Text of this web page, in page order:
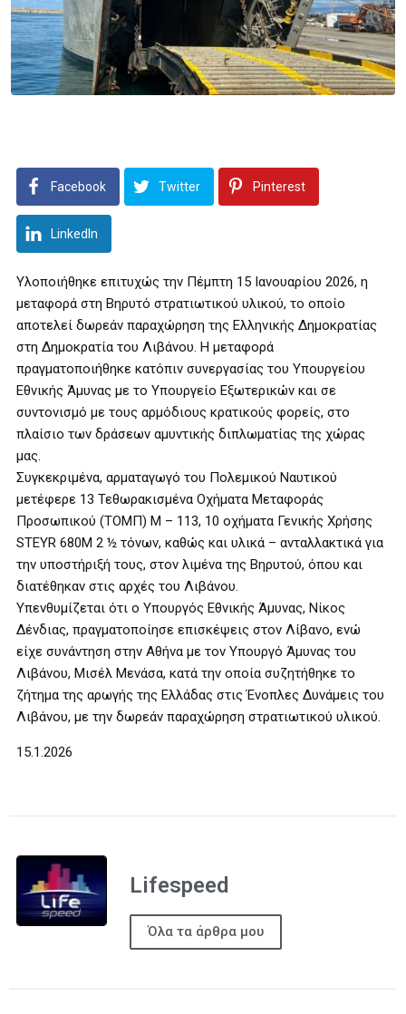
Facebook Twitter Pinterest
LinkedIn
Υλοποιήθηκε επιτυχώς την Πέμπτη 15 Ιανουαρίου 2026, η
μεταφορά στη Βηρυτό στρατιωτικού υλικού, το οποίο
αποτελεί δωρεάν παραχώρηση της Ελληνικής Δημοκρατίας
στη Δημοκρατία του Λιβάνου. Η μεταφορά
πραγματοποιήθηκε κατόπιν συνεργασίας του Υπουργείου
Εθνικής Άμυνας με το Υπουργείο Εξωτερικών και σε
συντονισμό με τους αρμόδιους κρατικούς φορείς, στο
πλαίσιο των δράσεων αμυντικής διπλωματίας της χώρας
μας.
Συγκεκριμένα, αρματαγωγό του Πολεμικού Ναυτικού
μετέφερε 13 Τεθωρακισμένα Οχήματα Μεταφοράς
Προσωπικού (ΤΟΜΠ) Μ – 113, 10 οχήματα Γενικής Χρήσης
STEYR 680M 2 ½ τόνων, καθώς και υλικά – ανταλλακτικά για
την υποστήριξή τους, στον λιμένα της Βηρυτού, όπου και
διατέθηκαν στις αρχές του Λιβάνου.
Υπενθυμίζεται ότι ο Υπουργός Εθνικής Άμυνας, Νίκος
Δένδιας, πραγματοποίησε επισκέψεις στον Λίβανο, ενώ
είχε συνάντηση στην Αθήνα με τον Υπουργό Άμυνας του
Λιβάνου, Μισέλ Μενάσα, κατά την οποία συζητήθηκε το
ζήτημα της αρωγής της Ελλάδας στις Ένοπλες Δυνάμεις του
Λιβάνου, με την δωρεάν παραχώρηση στρατιωτικού υλικού.
15.1.2026
Lifespeed
Όλα τα άρθρα μου